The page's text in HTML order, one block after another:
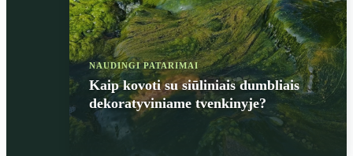
NAUDINGI PATARIMAI
Kaip kovoti su siūliniais dumbliais
dekoratyviniame tvenkinyje?